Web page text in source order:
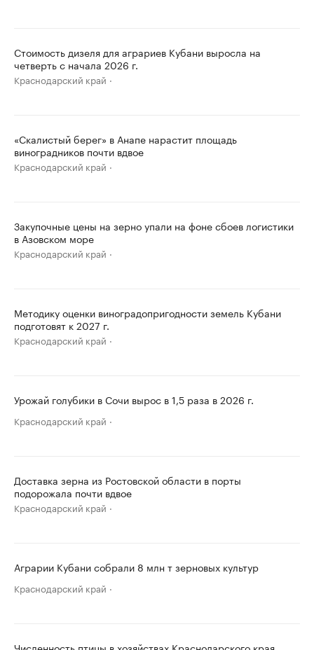
Стоимость дизеля для аграриев Кубани выросла на
четверть с начала 2026 г.
Краснодарский край
«Скалистый берег» в Анапе нарастит площадь
виноградников почти вдвое
Краснодарский край
Закупочные цены на зерно упали на фоне сбоев логистики
в Азовском море
Краснодарский край
Методику оценки виноградопригодности земель Кубани
подготовят к 2027 г.
Краснодарский край
Урожай голубики в Сочи вырос в 1,5 раза в 2026 г.
Краснодарский край
Доставка зерна из Ростовской области в порты
подорожала почти вдвое
Краснодарский край
Аграрии Кубани собрали 8 млн т зерновых культур
Краснодарский край